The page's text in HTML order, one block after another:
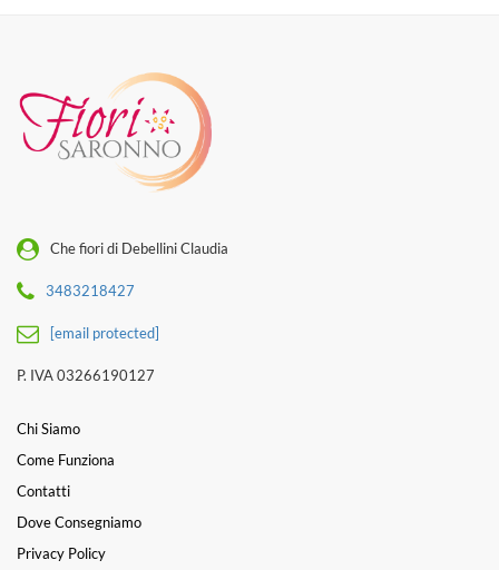
Che fiori di Debellini Claudia
3483218427
[email protected]
P. IVA 03266190127
Chi Siamo
Come Funziona
Contatti
Dove Consegniamo
Privacy Policy